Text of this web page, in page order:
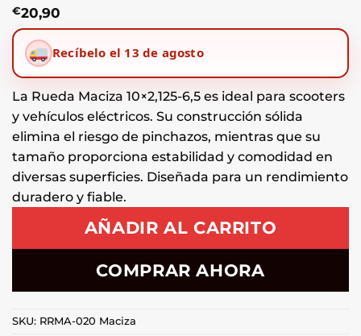
€20,90
Recíbelo el 13 de agosto
La Rueda Maciza 10×2,125-6,5 es ideal para scooters
y vehículos eléctricos. Su construcción sólida
elimina el riesgo de pinchazos, mientras que su
tamaño proporciona estabilidad y comodidad en
diversas superficies. Diseñada para un rendimiento
duradero y fiable.
AÑADIR AL CARRITO
COMPRAR AHORA
SKU: RRMA-020 Maciza